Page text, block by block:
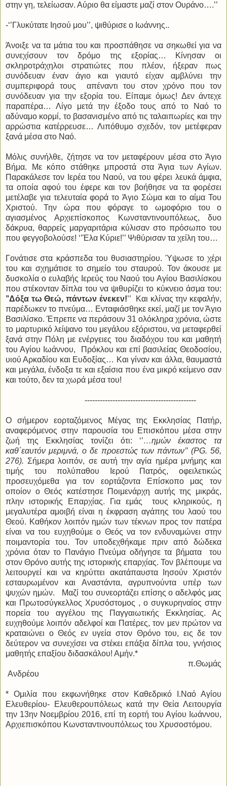
στην γη, τελείωσαν. Αύριο θα είμαστε μαζί στον Ουράνο….’’
-‘’Γλυκύτατε Ιησού μου’’, ψιθύρισε ο Ιωάννης..
Άνοιξε να τα μάτια του και προσπάθησε να σηκωθεί για να
συνεχίσουν τον δρόμο της εξορίας… Κίνησαν οι
σκληροτράχηλοι στρατιώτες που πλέον, ήξεραν πως
συνόδευαν έναν άγιο και γιαυτό είχαν αμβλύνει την
συμπεριφορά τους απέναντι του στον χρόνο που τον
συνόδευαν για την εξορία του. Είπαμε όμως! Δεν άντεχε
παραπέρα… Λίγο μετά την έξοδο τους από το Ναό το
αδύναμο κορμί, το βασανισμένο από τις ταλαιπωρίες και την
αρρώστια κατέρρευσε… Λιπόθυμο σχεδόν, τον μετέφεραν
ξανά μέσα στο Ναό.
Μόλις συνήλθε, ζήτησε να τον μεταφέρουν μέσα στο Άγιο
Βήμα. Με κόπο στάθηκε μπροστά στα Άγια των Αγίων.
Παρακάλεσε τον Ιερέα του Ναού, να του φέρει λευκά άμφια,
τα οποία αφού του έφερε και τον βοήθησε να τα φορέσει
μετέλαβε για τελευταία φορά το Άγιο Σώμα και το αίμα Του
Χριστού. Την ώρα που φόραγε το ωμοφόριο του ο
αγιασμένος Αρχιεπίσκοπος Κωνσταντινουπόλεως, δυο
δάκρυα, θαρρείς μαργαριτάρια κύλισαν στο πρόσωπο του
που φεγγοβολούσε! ‘’Έλα Κύριε!’’ Ψιθύρισαν τα χείλη του…
Γονάτισε στα κράσπεδα του θυσιαστηρίου. Ύψωσε το χέρι
του και σχημάτισε το σημείο του σταυρού. Τον άκουσε με
δυσκολία ο ευλαβής Ιερεύς του Ναού του Αγίου Βασιλίσκου
που στέκονταν δίπλα του να ψιθυρίζει το κύκνειο άσμα του:
’’Δόξα τω Θεώ, πάντων ένεκεν!’’ Και κλίνας την κεφαλήν,
παρέδωκεν το πνεύμα… Ενταφιάσθηκε εκεί, μαζί με τον Άγιο
Βασιλίσκο. Έπρεπε να περάσουν 31 ολόκληρα χρόνια, ώστε
το μαρτυρικό λείψανο του μεγάλου εξόριστου, να μεταφερθεί
ξανά στην Πόλη με ενέργειες του διαδόχου του και μαθητή
του Αγίου Ιωάννου, Πρόκλου και επί βασιλείας Θεοδοσίου,
υιού Αρκαδίου και Ευδοξίας… Και γίναν και άλλα, θαυμαστά
και μεγάλα, ένδοξα τε και εξαίσια που ένα μικρό κείμενο σαν
και τούτο, δεν τα χωρά μέσα του!
--------------------------------------------
Ο σήμερον εορταζόμενος Μέγας της Εκκλησίας Πατήρ,
αναφερόμενος στην παρουσία του Επισκόπου μέσα στην
ζωή της Εκκλησίας τονίζει ότι: ‘’…ημών έκαστος τα
καθ΄εαυτόν μεριμνά, ο δε προεστώς των πάντων’’ (PG. 56,
276).Σήμερα λοιπόν, σε αυτή την αγία ημέρα μνήμης και
τιμής του πολύπαθου Ιερού Πατρός, οφειλετικώς
προσευχόμεθα για τον εορτάζοντα Επίσκοπο μας τον
οποίον ο Θεός κατέστησε Ποιμενάρχη αυτής της μικράς,
πλην ιστορικής Επαρχίας. Για εμάς τους κληρικούς, η
μεγαλυτέρα αμοιβή είναι η έκφραση αγάπης του λαού του
Θεού. Καθήκον λοιπόν ημών των τέκνων προς τον πατέρα
είναι να του ευχηθούμε ο Θεός να τον ενδυναμώνει στην
ποιμαντορία του. Τον υποδεχθήκαμε πριν από δώδεκα
χρόνια όταν το Πανάγιο Πνεύμα οδήγησε τα βήματα του
στον Θρόνο αυτής της ιστορικής επαρχίας. Τον βλέπουμε να
λειτουργεί και να κηρύττει ακατάπαυστα Ιησούν Χριστόν
εσταυρωμένον και Αναστάντα, αγρυπνούντα υπέρ των
ψυχών ημών. Μαζί του συνεορτάζει επίσης ο αδελφός μας
και Πρωτοσύγκελλος Χρυσόστομος , ο συγκυρηναίος στην
πορεία του αγγέλου της Παγγαιωτικής Εκκλησίας. Ας
ευχηθούμε λοιπόν αδελφοί και Πατέρες, τον μεν πρώτον να
κραταιώνει ο Θεός εν υγεία στον Θρόνο του, εις δε τον
δεύτερον να συνεχίσει να στέκει επάξια δίπλα του, γνήσιος
μαθητής επαξίου διδασκάλου! Αμήν.*
π.Θωμάς
Ανδρέου
* Ομιλία που εκφωνήθηκε στον Καθεδρικό Ι.Ναό Αγίου
Ελευθερίου- Ελευθερουπόλεως κατά την Θεία Λειτουργία
την 13ην Νοεμβρίου 2016, επί τη εορτή του Αγίου Ιωάννου,
Αρχιεπισκόπου Κωνσταντινουπόλεως του Χρυσοστόμου.